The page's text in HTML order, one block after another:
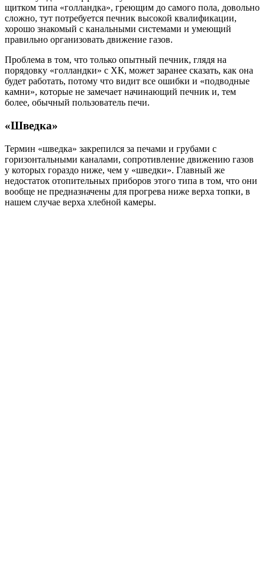
щитком типа «голландка», греющим до самого пола, довольно
сложно, тут потребуется печник высокой квалификации,
хорошо знакомый с канальными системами и умеющий
правильно организовать движение газов.
Проблема в том, что только опытный печник, глядя на
порядовку «голландки» с ХК, может заранее сказать, как она
будет работать, потому что видит все ошибки и «подводные
камни», которые не замечает начинающий печник и, тем
более, обычный пользователь печи.
«Шведка»
Термин «шведка» закрепился за печами и грубами с
горизонтальными каналами, сопротивление движению газов
у которых гораздо ниже, чем у «шведки». Главный же
недостаток отопительных приборов этого типа в том, что они
вообще не предназначены для прогрева ниже верха топки, в
нашем случае верха хлебной камеры.